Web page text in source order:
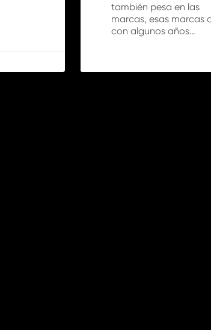
también pesa en las
marcas, esas marcas
con algunos años…